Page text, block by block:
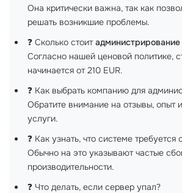
Она критически важна, так как
решать возникшие проблемы.
❓ Сколько стоитадминистрирование
Согласно нашей ценовой политике,
начинается от 210 EUR.
❓ Как выбрать компанию для
Обратите внимание на отзывы, опыт
услуги.
❓ Как узнать, что системе
Обычно на это указывают частые
производительности.
❓ Что делать, если сервер упал?